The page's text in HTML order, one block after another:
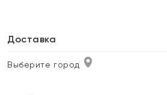
Доставка
Выберите город